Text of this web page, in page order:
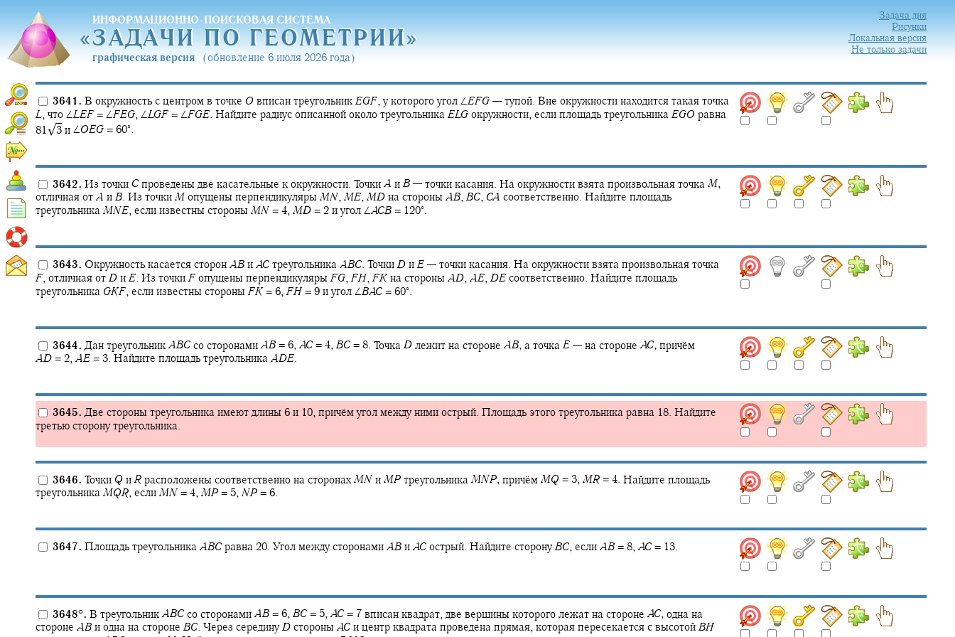
ИНФОРМАЦИОННО-ПОИСКОВАЯ СИСТЕМА
«ЗАДАЧИ ПО ГЕОМЕТРИИ»
«ЗАДАЧИ ПО ГЕОМЕТРИИ»
графическая версия (обновление 6 июля 2026 года)
Задача дня
Рисунки
Локальная версия
Не только задачи
3641. В окружность с центром в точке O вписан треугольник EGF,у которого угол ∠EFG — тупой. Вне окружности находится такая точка
L, что ∠LEF = ∠FEG, ∠LGF = ∠FGE. Найдите радиус описанной около треугольника ELG окружности, если площадь треугольника EGO равна
81‍√3 и ∠OEG = 60‍∘ .
3642. Из точки C проведены две касательные к окружности. Точки A и B — точки касания. На окружности взята произвольная точка M,
отличная от A и B. Из точки M опущены перпендикуляры MN, ME, MD на стороны AB, BC, CA соответственно. Найдите площадь
треугольника MNE, если известны стороны MN = 4, MD = 2 и угол ∠ACB = 120‍∘ .
3643. Окружность касается сторон AB и AC треугольника ABC. Точки D и E — точки касания. На окружности взята произвольная точка
F, отличная от D и E. Из точки F опущены перпендикуляры FG, FH, FKна стороны AD, AE, DE соответственно. Найдите площадь
треугольника GKF, если известны стороны FK = 6, FH = 9 и угол ∠BAC = 60‍∘ .
3644. Дан треугольник ABC со сторонами AB = 6, AC = 4, BC = 8. Точка D лежит на стороне AB, а точка E — на стороне AC, причём
AD = 2, AE = 3. Найдите площадь треугольника ADE.
3645. Две стороны треугольника имеют длины 6 и 10, причём угол между ними острый. Площадь этого треугольника равна 18. Найдите
третью сторону треугольника.
3646. Точки Q и R расположены соответственно на сторонах MN и MP треугольника MNP, причём MQ = 3, MR = 4. Найдите площадь
треугольника MQR, если MN = 4, MP = 5, NP = 6.
3647. Площадь треугольника ABC равна 20. Угол между сторонами AB и AC острый. Найдите сторонуBC, если AB = 8, AC = 13.
3648°. В треугольник ABC со сторонами AB = 6, BC = 5, AC = 7 вписан квадрат, две вершины которого лежат на стороне AC, одна на
стороне AB и одна на стороне BC. Через серединуD стороны AC и центр квадрата проведена прямая, которая пересекается с высотой BH